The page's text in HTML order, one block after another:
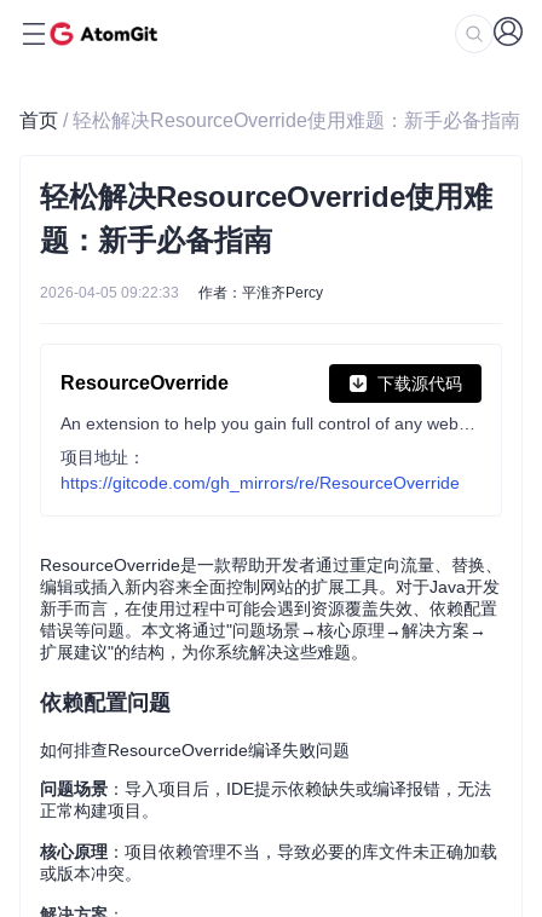
首页 / 轻松解决ResourceOverride使用难题：新手必备指南
轻松解决ResourceOverride使用难
题：新手必备指南
2026-04-05 09:22:33 作者：平淮齐Percy
ResourceOverride 下载源代码
项目地址：
https://gitcode.com/gh_mirrors/re/ResourceOverride
ResourceOverride是一款帮助开发者通过重定向流量、替换、
编辑或插入新内容来全面控制网站的扩展工具。对于Java开发
新手而言，在使用过程中可能会遇到资源覆盖失效、依赖配置
错误等问题。本文将通过"问题场景→核心原理→解决方案→
扩展建议"的结构，为你系统解决这些难题。
依赖配置问题
如何排查ResourceOverride编译失败问题
问题场景 ：导入项目后，IDE提示依赖缺失或编译报错，无法
正常构建项目。
核心原理 ：项目依赖管理不当，导致必要的库文件未正确加载
或版本冲突。